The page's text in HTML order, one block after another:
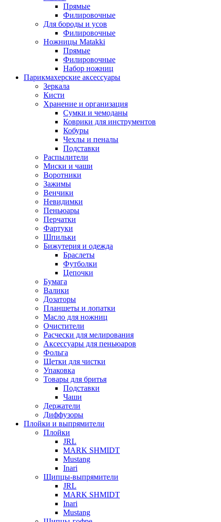
Прямые
Филировочные
Для бороды и усов
Филировочные
Ножницы Matakki
Прямые
Филировочные
Набор ножниц
Парикмахерские аксессуары
Зеркала
Кисти
Хранение и организация
Сумки и чемоданы
Коврики для инструментов
Кобуры
Чехлы и пеналы
Подставки
Распылители
Миски и чаши
Воротники
Зажимы
Венчики
Невидимки
Пеньюары
Перчатки
Фартуки
Шпильки
Бижутерия и одежда
Браслеты
Футболки
Цепочки
Бумага
Валики
Дозаторы
Планшеты и лопатки
Масло для ножниц
Очистители
Расчески для мелирования
Аксессуары для пеньюаров
Фольга
Щетки для чистки
Упаковка
Товары для бритья
Подставки
Чаши
Держатели
Диффузоры
Плойки и выпрямители
Плойки
JRL
MARK SHMIDT
Mustang
Inari
Щипцы-выпрямители
JRL
MARK SHMIDT
Inari
Mustang